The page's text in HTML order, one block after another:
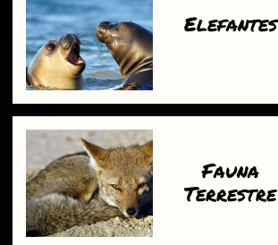
Elefantes
Fauna
Terrestre